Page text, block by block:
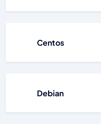
Centos
Debian